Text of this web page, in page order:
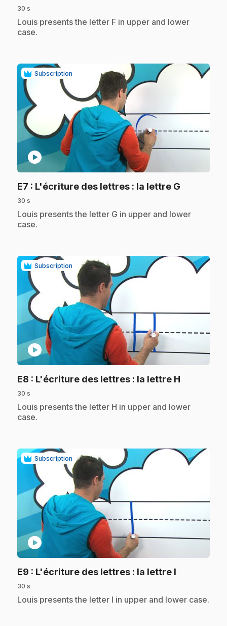
30 s
.Louis presents the letter F in upper and lower
case.
Subscription
play_circle
E7 : L'écriture des lettres : la lettre G
30 s
.Louis presents the letter G in upper and lower
case.
Subscription
play_circle
E8 : L'écriture des lettres : la lettre H
30 s
.Louis presents the letter H in upper and lower
case.
Subscription
play_circle
E9 : L'écriture des lettres : la lettre I
30 s
.Louis presents the letter I in upper and lower case.